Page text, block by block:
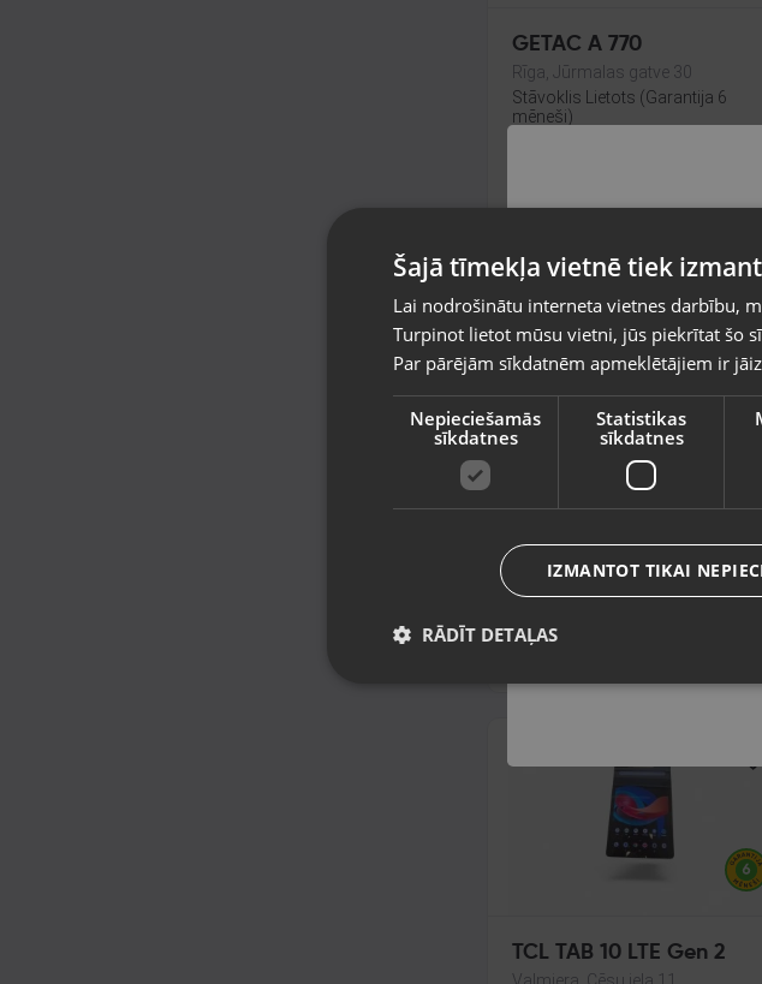
GETAC A 770
Rīga, Jūrmalas gatve 30
Stāvoklis Lietots (Garantija 6
mēneši)
Stāvoklis Lietots (Garantija 6
mēneši)
No 4.77
TCL TAB 10 LTE Gen 2
valsti
Vietnes saturs
Valsts
Valoda
Latviešu /
Šajā tīmekļa vietnē tiek
Lai nodrošinātu interneta vietnes darbību,
Turpinot lietot mūsu vietni, jūs piekrītat šo
Par pārējām sīkdatnēm apmeklētājiem ir
Nepieciešamās
sīkdatnes
Statistikas
sīkdatnes
IZMANTOT TIKAI
RĀDĪT DETAĻAS